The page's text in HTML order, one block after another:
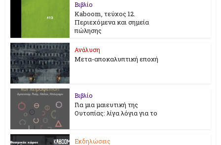
Βιβλίο
Kaboom, τεύχος 12.
Περιεχόμενα και σημεία
πώλησης
Ανάλυση
Μετα-αποκαλυπτική εποχή
Βιβλίο
Για μια μαιευτική της
Ουτοπίας: λίγα λόγια για το
Εκδηλώσεις